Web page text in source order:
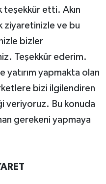
etti. Akın
ziyaretinizle ve bu
bizler
Teşekkür ederim.
yatırım yapmakta olan
bizi ilgilendiren
veriyoruz. Bu konuda
gerekeni yapmaya